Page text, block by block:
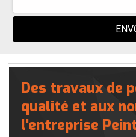
Des travaux de
qualité et aux
l'entreprise